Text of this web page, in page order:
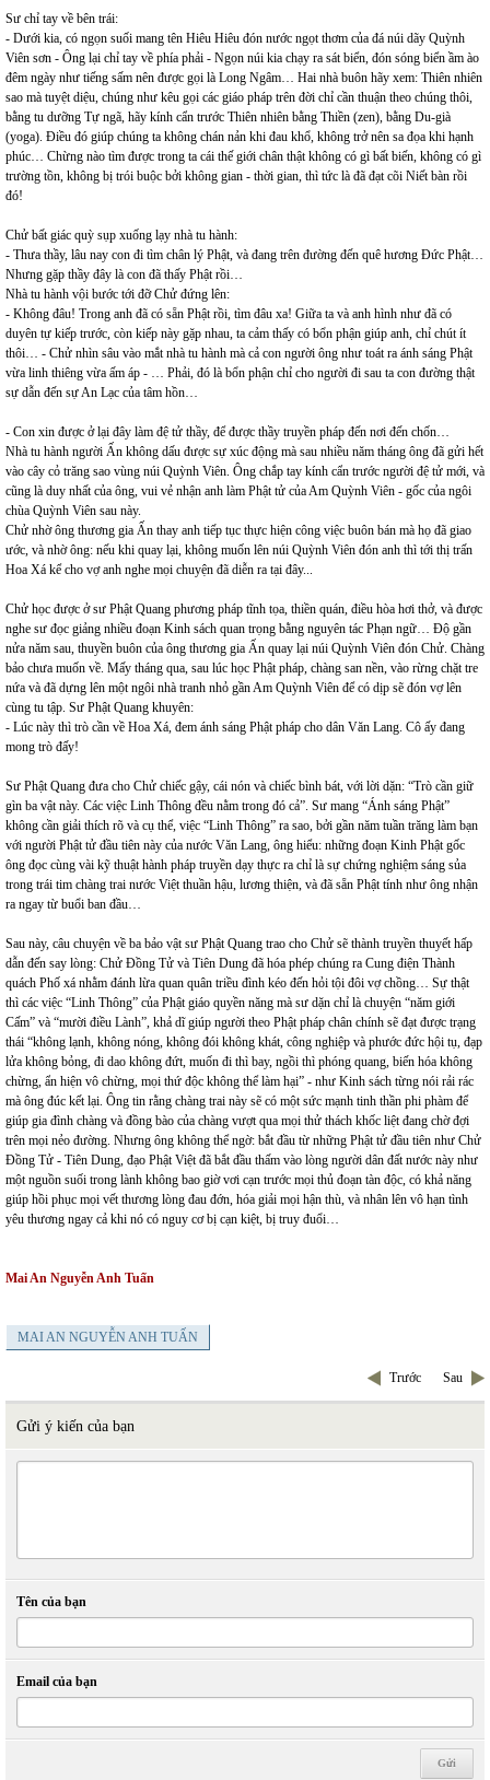
Sư chỉ tay về bên trái:
- Dưới kia, có ngọn suối mang tên Hiêu Hiêu đón nước ngọt thơm của đá núi dãy Quỳnh
Viên sơn - Ông lại chỉ tay về phía phải - Ngọn núi kia chạy ra sát biển, đón sóng biển ầm ào
đêm ngày như tiếng sấm nên được gọi là Long Ngâm… Hai nhà buôn hãy xem: Thiên nhiên
sao mà tuyệt diệu, chúng như kêu gọi các giáo pháp trên đời chỉ cần thuận theo chúng thôi,
bằng tu dưỡng Tự ngã, hãy kính cẩn trước Thiên nhiên bằng Thiền (zen), bằng Du-già
(yoga). Điều đó giúp chúng ta không chán nản khi đau khổ, không trở nên sa đọa khi hạnh
phúc… Chừng nào tìm được trong ta cái thế giới chân thật không có gì bất biến, không có gì
trường tồn, không bị trói buộc bởi không gian - thời gian, thì tức là đã đạt cõi Niết bàn rồi
đó!
Chử bất giác quỳ sụp xuống lạy nhà tu hành:
- Thưa thầy, lâu nay con đi tìm chân lý Phật, và đang trên đường đến quê hương Đức Phật…
Nhưng gặp thầy đây là con đã thấy Phật rồi…
Nhà tu hành vội bước tới đỡ Chử đứng lên:
- Không đâu! Trong anh đã có sẵn Phật rồi, tìm đâu xa! Giữa ta và anh hình như đã có
duyên tự kiếp trước, còn kiếp này gặp nhau, ta cảm thấy có bổn phận giúp anh, chỉ chút ít
thôi… - Chử nhìn sâu vào mắt nhà tu hành mà cả con người ông như toát ra ánh sáng Phật
vừa linh thiêng vừa ấm áp - … Phải, đó là bổn phận chỉ cho người đi sau ta con đường thật
sự dẫn đến sự An Lạc của tâm hồn…
- Con xin được ở lại đây làm đệ tử thầy, để được thầy truyền pháp đến nơi đến chốn…
Nhà tu hành người Ấn không dấu được sự xúc động mà sau nhiều năm tháng ông đã gửi hết
vào cây cỏ trăng sao vùng núi Quỳnh Viên. Ông chắp tay kính cẩn trước người đệ tử mới, và
cũng là duy nhất của ông, vui vẻ nhận anh làm Phật tử của Am Quỳnh Viên - gốc của ngôi
chùa Quỳnh Viên sau này.
Chử nhờ ông thương gia Ấn thay anh tiếp tục thực hiện công việc buôn bán mà họ đã giao
ước, và nhờ ông: nếu khi quay lại, không muốn lên núi Quỳnh Viên đón anh thì tới thị trấn
Hoa Xá kể cho vợ anh nghe mọi chuyện đã diễn ra tại đây...
Chử học được ở sư Phật Quang phương pháp tĩnh tọa, thiền quán, điều hòa hơi thở, và được
nghe sư đọc giảng nhiều đoạn Kinh sách quan trọng bằng nguyên tác Phạn ngữ… Độ gần
nửa năm sau, thuyền buôn của ông thương gia Ấn quay lại núi Quỳnh Viên đón Chử. Chàng
bảo chưa muốn về. Mấy tháng qua, sau lúc học Phật pháp, chàng san nền, vào rừng chặt tre
nứa và đã dựng lên một ngôi nhà tranh nhỏ gần Am Quỳnh Viên để có dịp sẽ đón vợ lên
cùng tu tập. Sư Phật Quang khuyên:
- Lúc này thì trò cần về Hoa Xá, đem ánh sáng Phật pháp cho dân Văn Lang. Cô ấy đang
mong trò đấy!
Sư Phật Quang đưa cho Chử chiếc gậy, cái nón và chiếc bình bát, với lời dặn: “Trò cần giữ
gìn ba vật này. Các việc Linh Thông đều nằm trong đó cả”. Sư mang “Ánh sáng Phật”
không cần giải thích rõ và cụ thể, việc “Linh Thông” ra sao, bởi gần năm tuần trăng làm bạn
với người Phật tử đầu tiên này của nước Văn Lang, ông hiểu: những đoạn Kinh Phật gốc
ông đọc cùng vài kỹ thuật hành pháp truyền dạy thực ra chỉ là sự chứng nghiệm sáng sủa
trong trái tim chàng trai nước Việt thuần hậu, lương thiện, và đã sẵn Phật tính như ông nhận
ra ngay từ buổi ban đầu…
Sau này, câu chuyện về ba bảo vật sư Phật Quang trao cho Chử sẽ thành truyền thuyết hấp
dẫn đến say lòng: Chử Đồng Tử và Tiên Dung đã hóa phép chúng ra Cung điện Thành
quách Phố xá nhằm đánh lừa quan quân triều đình kéo đến hỏi tội đôi vợ chồng… Sự thật
thì các việc “Linh Thông” của Phật giáo quyền năng mà sư dặn chỉ là chuyện “năm giới
Cấm” và “mười điều Lành”, khả dĩ giúp người theo Phật pháp chân chính sẽ đạt được trạng
thái “không lạnh, không nóng, không đói không khát, công nghiệp và phước đức hội tụ, đạp
lửa không bỏng, đi dao không đứt, muốn đi thì bay, ngồi thì phóng quang, biến hóa không
chừng, ẩn hiện vô chừng, mọi thứ độc không thể làm hại” - như Kinh sách từng nói rải rác
mà ông đúc kết lại. Ông tin rằng chàng trai này sẽ có một sức mạnh tinh thần phi phàm để
giúp gia đình chàng và đồng bào của chàng vượt qua mọi thử thách khốc liệt đang chờ đợi
trên mọi nẻo đường. Nhưng ông không thể ngờ: bắt đầu từ những Phật tử đầu tiên như Chử
Đồng Tử - Tiên Dung, đạo Phật Việt đã bắt đầu thấm vào lòng người dân đất nước này như
một nguồn suối trong lành không bao giờ vơi cạn trước mọi thủ đoạn tàn độc, có khả năng
giúp hồi phục mọi vết thương lòng đau đớn, hóa giải mọi hận thù, và nhân lên vô hạn tình
yêu thương ngay cả khi nó có nguy cơ bị cạn kiệt, bị truy đuổi…
Mai An Nguyễn Anh Tuấn
MAI AN NGUYỄN ANH TUẤN
Trước Sau
Gửi ý kiến của bạn
Tên của bạn
Email của bạn